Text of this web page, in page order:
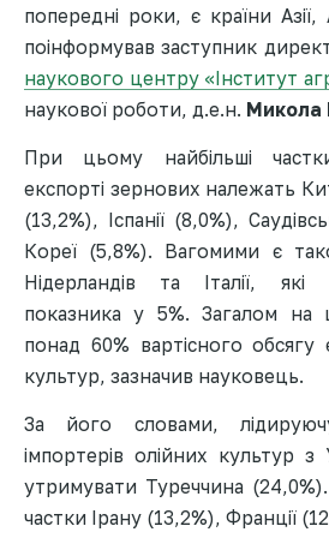
попередні роки, є країни
поінформував заступник
наукового центру «Інститут
наукової роботи, д.е.н. Микола
При цьому найбільші
експорті зернових належать
(13,2%), Іспанії (8,0%),
Кореї (5,8%). Вагомими є
Нідерландів та Італії,
показника у 5%. Загалом на
понад 60% вартісного обсягу
культур, зазначив науковець.
За його словами,
імпортерів олійних культур
утримувати Туреччина
частки Ірану (13,2%), Франції